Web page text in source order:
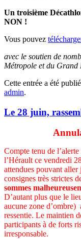
Un troisième
NON !
Vous pouvez
avec le soutien de
Métropole et du Grand
Cette entrée a été
admin.
Le 28 juin,
Compte tenu de
l’Hérault ce vendredi
attendues pouvant aller
consignes très strictes
sommes
D’autant plus que le
aucune zone d’ombre)
ressentie. Le maintien
participants à de forts
irresponsable.